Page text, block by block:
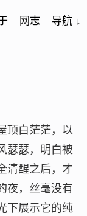
网志 导航 ↓
顶白茫茫，以
瑟瑟，明白被
清醒之后，才
夜，丝毫没有
下展示它的纯